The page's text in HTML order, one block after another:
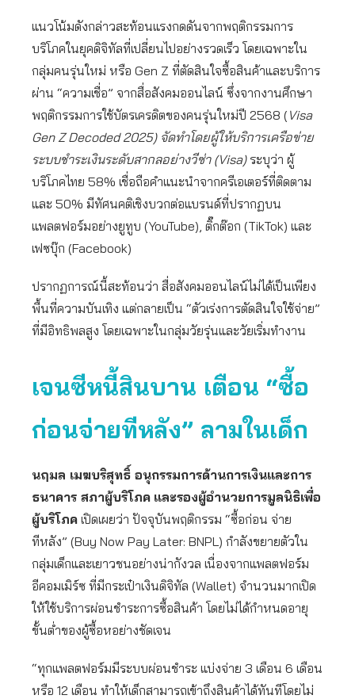
แนวโน้มดังกล่าวสะท้อนแรงกดดันจากพฤติกรรมการ
บริโภคในยุคดิจิทัลที่เปลี่ยนไปอย่างรวดเร็ว โดยเฉพาะใน
กลุ่มคนรุ่นใหม่ หรือ Gen Z ที่ตัดสินใจซื้อสินค้าและบริการ
ผ่าน “ความเชื่อ” จากสื่อสังคมออนไลน์ ซึ่งจากงานศึกษา
พฤติกรรมการใช้บัตรเครดิตของคนรุ่นใหม่ปี 2568 ( Visa
Gen Z Decoded 2025) จัดทำโดยผู้ให้บริการเครือข่าย
ระบบชำระเงินระดับสากลอย่างวีซ่า (Visa)ระบุว่า ผู้
บริโภคไทย 58% เชื่อถือคำแนะนำจากครีเอเตอร์ที่ติดตาม
และ 50% มีทัศนคติเชิงบวกต่อแบรนด์ที่ปรากฏบน
แพลตฟอร์มอย่างยูทูบ (YouTube), ติ๊กต๊อก (TikTok) และ
เฟซบุ๊ก (Facebook)
ปรากฏการณ์นี้สะท้อนว่า สื่อสังคมออนไลน์ไม่ได้เป็นเพียง
พื้นที่ความบันเทิง แต่กลายเป็น “ตัวเร่งการตัดสินใจใช้จ่าย”
ที่มีอิทธิพลสูง โดยเฉพาะในกลุ่มวัยรุ่นและวัยเริ่มทำงาน
เจนซีหนี้สินบาน เตือน “ซื้อ
ก่อนจ่ายทีหลัง” ลามในเด็ก
นฤมล เมฆบริสุทธิ์ อนุกรรมการด้านการเงินและการ
ธนาคาร สภาผู้บริโภค และรองผู้อำนวยการมูลนิธิเพื่อ
ผู้บริโภค เปิดเผยว่า ปัจจุบันพฤติกรรม “ซื้อก่อน จ่าย
ทีหลัง” (Buy Now Pay Later: BNPL) กำลังขยายตัวใน
กลุ่มเด็กและเยาวชนอย่างน่ากังวล เนื่องจากแพลตฟอร์ม
อีคอมเมิร์ซ ที่มีกระเป๋าเงินดิจิทัล (Wallet) จำนวนมากเปิด
ให้ใช้บริการผ่อนชำระการซื้อสินค้า โดยไม่ได้กำหนดอายุ
ขั้นต่ำของผู้ซื้อหอย่างชัดเจน
“ทุกแพลตฟอร์มมีระบบผ่อนชำระ แบ่งจ่าย 3 เดือน 6 เดือน
หรือ 12 เดือน ทำให้เด็กสามารถเข้าถึงสินค้าได้ทันทีโดยไม่